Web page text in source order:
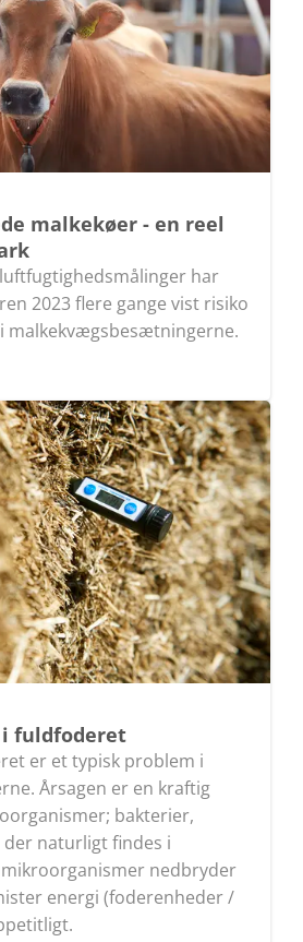
malkekøer - en reel
har
2023 flere gange vist risiko
malkekvægsbesætningerne.
i fuldfoderet
er et typisk problem i
Årsagen er en kraftig
bakterier,
naturligt findes i
mikroorganismer nedbryder
energi (foderenheder /